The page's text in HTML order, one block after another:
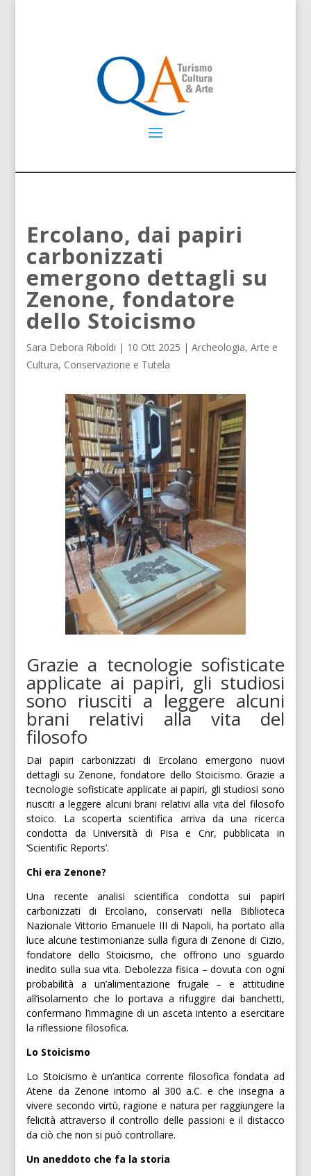
Ercolano, dai papiri
carbonizzati
emergono dettagli su
Zenone, fondatore
dello Stoicismo
Sara Debora Riboldi | 10 Ott 2025 |Archeologia,Arte e
Cultura, Conservazione e Tutela
Grazie a tecnologie sofisticate
applicate ai papiri, gli studiosi
sono riusciti a leggere alcuni
brani relativi alla vita del
filosofo
Dai papiri carbonizzati di Ercolano emergono nuovi
dettagli su Zenone, fondatore dello Stoicismo. Grazie a
tecnologie sofisticate applicate ai papiri, gli studiosi sono
riusciti a leggere alcuni brani relativi alla vita del filosofo
stoico. La scoperta scientifica arriva da una ricerca
condotta da Università di Pisa e Cnr, pubblicata in
‘Scientific Reports’.
Chi era Zenone?
Una recente analisi scientifica condotta sui papiri
carbonizzati di Ercolano, conservati nella Biblioteca
Nazionale Vittorio Emanuele III di Napoli, ha portato alla
luce alcune testimonianze sulla figura di Zenone di Cizio,
fondatore dello Stoicismo, che offrono uno sguardo
inedito sulla sua vita. Debolezza fisica – dovuta con ogni
probabilità a un’alimentazione frugale – e attitudine
all’isolamento che lo portava a rifuggire dai banchetti,
confermano l’immagine di un asceta intento a esercitare
la riflessione filosofica.
Lo Stoicismo
Lo Stoicismo è un’antica corrente filosofica fondata ad
Atene da Zenone intorno al 300 a.C. e che insegna a
vivere secondo virtù, ragione e natura per raggiungere la
felicità attraverso il controllo delle passioni e il distacco
da ciò che non si può controllare.
Un aneddoto che fa la storia